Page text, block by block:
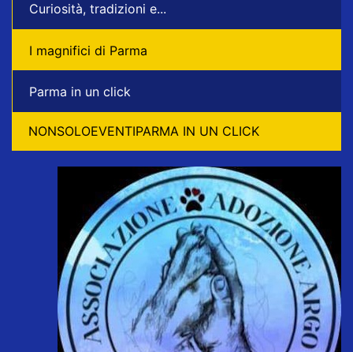
Curiosità, tradizioni e...
I magnifici di Parma
Parma in un click
NONSOLOEVENTIPARMA IN UN CLICK